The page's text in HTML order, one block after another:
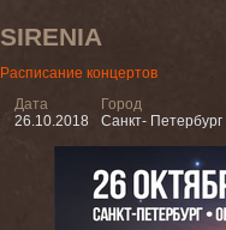
SIRENIA
Расписание концертов
Дата
26.10.2018
Город
Санкт- Петербург